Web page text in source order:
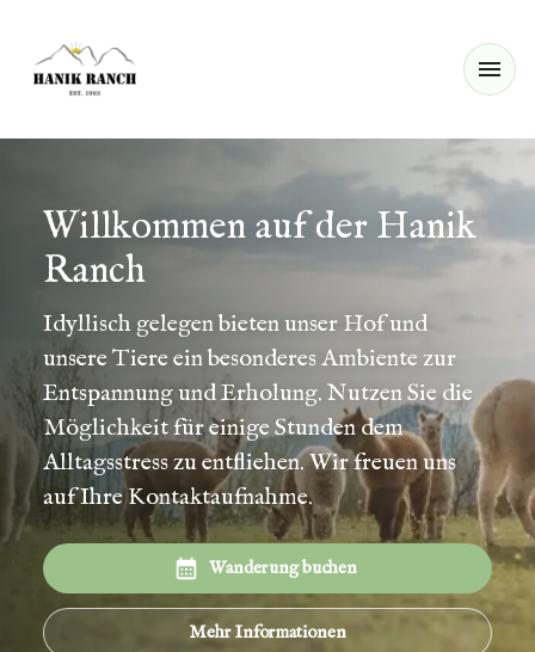
Willkommen auf der Hanik
Ranch
Idyllisch gelegen bieten unser Hof und
unsere Tiere ein besonderes Ambiente zur
Entspannung und Erholung. Nutzen Sie die
Möglichkeit für einige Stunden dem
Alltagsstress zu entfliehen. Wir freuen uns
auf Ihre Kontaktaufnahme.
Wanderung buchen
Mehr Informationen